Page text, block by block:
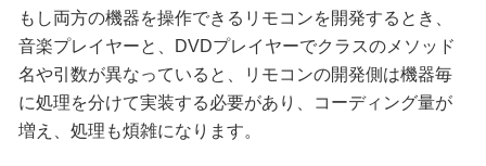
もし両方の機器を操作できるリモコンを開発するとき、
音楽プレイヤーと、DVDプレイヤーでクラスのメソッド
名や引数が異なっていると、リモコンの開発側は機器毎
に処理を分けて実装する必要があり、コーディング量が
増え、処理も煩雑になります。